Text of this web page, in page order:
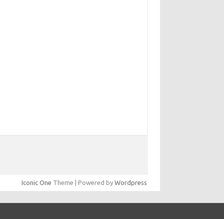
Iconic One Theme | Powered by Wordpress